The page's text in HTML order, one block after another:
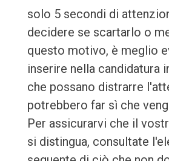
solo 5 secondi di
decidere se scartarlo o
questo motivo, è meglio
inserire nella candidatura
che possano distrarre
potrebbero far sì che
Per assicurarvi che il
si distingua, consultate